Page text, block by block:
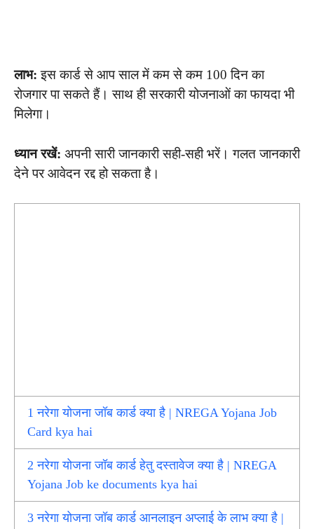
लाभ: इस कार्ड से आप साल में कम से कम 100 दिन का
रोजगार पा सकते हैं। साथ ही सरकारी योजनाओं का फायदा भी
मिलेगा।
ध्यान रखें: अपनी सारी जानकारी सही-सही भरें। गलत जानकारी
देने पर आवेदन रद्द हो सकता है।
1 नरेगा योजना जॉब कार्ड क्या है | NREGA Yojana Job
Card kya hai
2 नरेगा योजना जॉब कार्ड हेतु दस्तावेज क्या है | NREGA
Yojana Job ke documents kya hai
3 नरेगा योजना जॉब कार्ड आनलाइन अप्लाई के लाभ क्या है |